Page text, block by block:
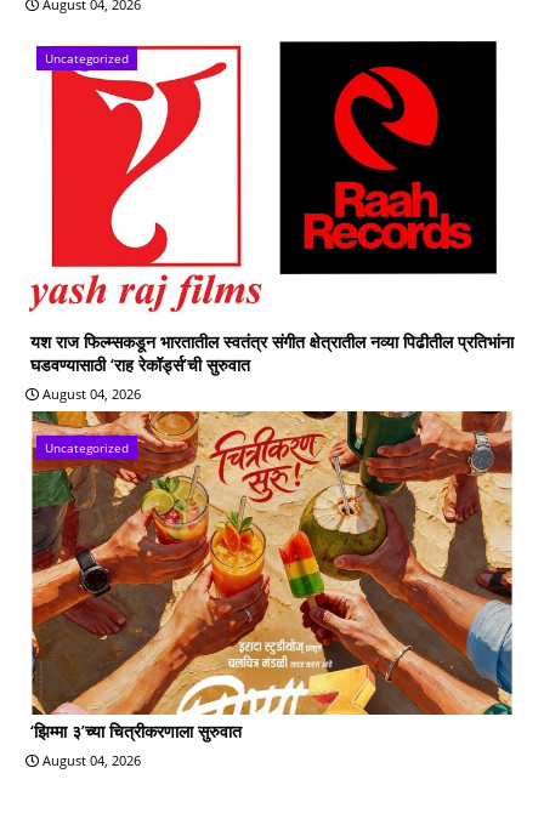
August 04, 2026
Uncategorized
यश राज फिल्म्सकडून भारतातील स्वतंत्र संगीत क्षेत्रातील नव्या पिढीतील प्रतिभांना
घडवण्यासाठी ‘राह रेकॉर्ड्स’ची सुरुवात
August 04, 2026
Uncategorized
‘झिम्मा ३’च्या चित्रीकरणाला सुरुवात
August 04, 2026